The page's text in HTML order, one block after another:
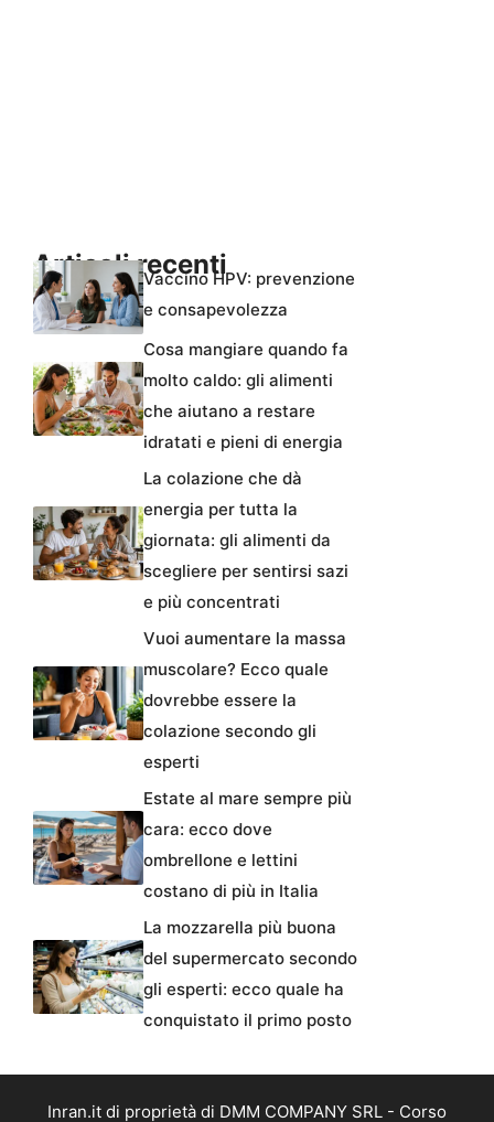
Articoli recentiVaccino HPV: prevenzione
e consapevolezza
Cosa mangiare quando fa
molto caldo: gli alimenti
che aiutano a restare
idratati e pieni di energia
La colazione che dà
energia per tutta la
giornata: gli alimenti da
scegliere per sentirsi sazi
e più concentrati
Vuoi aumentare la massa
muscolare? Ecco quale
dovrebbe essere la
colazione secondo gli
esperti
Estate al mare sempre più
cara: ecco dove
ombrellone e lettini
costano di più in Italia
La mozzarella più buona
del supermercato secondo
gli esperti: ecco quale ha
conquistato il primo posto
Inran.it di proprietà di DMM COMPANY SRL - Corso